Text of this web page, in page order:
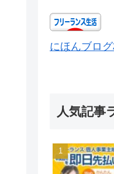
にほんブロ
人気記事